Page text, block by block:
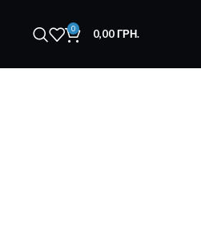
0 0,00ГРН.